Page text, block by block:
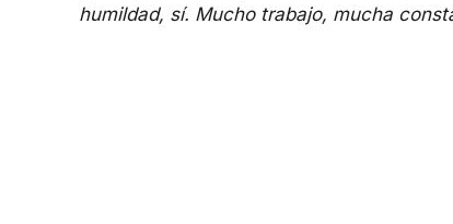
humildad, sí. Mucho trabajo, mucha